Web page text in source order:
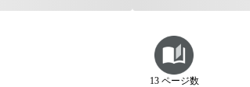
13 ページ数